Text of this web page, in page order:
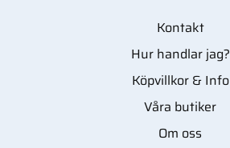
Kontakt
Hur handlar jag?
Köpvillkor & Info
Våra butiker
Om oss